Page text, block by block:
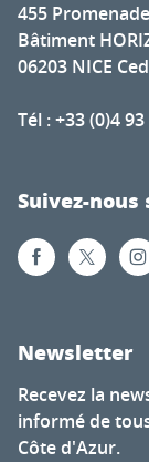
455
Bâtiment
06203 NICE
Tél : +33 (0)4
Suivez-
Newsletter
Recevez la
informé de
Côte d'Azur.